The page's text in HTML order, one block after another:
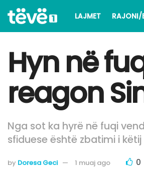
LAJMET RAJONI/
Hyn në
reagon
Nga sot ka hyrë në fuqi
sfiduese është zbatimi i
by Doresa Geci 1 muaj ago 0